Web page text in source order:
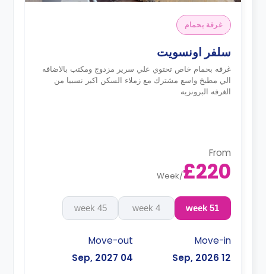
غرفة بحمام
سلفر اونسويت
غرفه بحمام خاص تحتوي علي سرير مزدوج ومكتب بالاضافه
الي مطبخ واسع مشترك مع زملاء السكن اكبر نسبيا من
الغرفه البرونزيه
From
£220
/
Week
51 week
4 week
45 week
Move-in
12 Sep, 2026
Move-out
04 Sep, 2027